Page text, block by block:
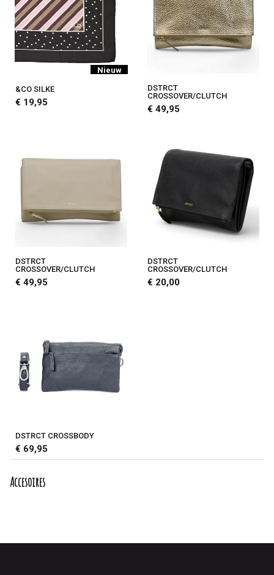
Nieuw
&CO SILKE
€ 19,95
DSTRCT
CROSSOVER/CLUTCH
€ 49,95
DSTRCT
CROSSOVER/CLUTCH
€ 49,95
DSTRCT
CROSSOVER/CLUTCH
€ 20,00
DSTRCT CROSSBODY
€ 69,95
Accesoires